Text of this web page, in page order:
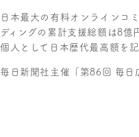
日本最大の有料オンラインコ
ディングの累計支援総額は8億
個人として日本歴代最高額を記
毎日新聞社主催「第86回 毎日